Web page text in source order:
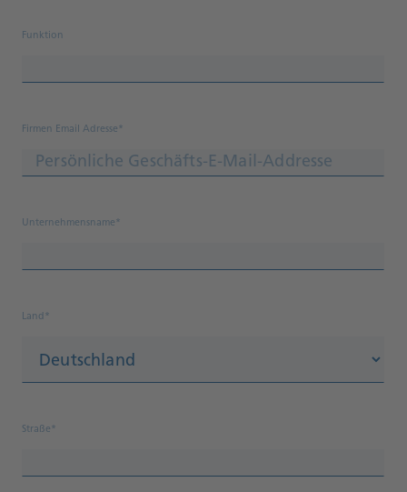
Funktion
Firmen Email Adresse*
Unternehmensname*
Land*
Straße*